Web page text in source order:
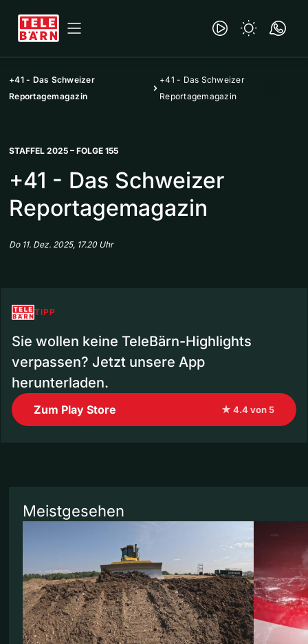
+41 - Das Schweizer
Reportagemagazin
+41 - Das Schweizer
Reportagemagazin
STAFFEL 2025 – FOLGE 155
+41 - Das Schweizer
Reportagemagazin
Do 11. Dez. 2025, 17.20 Uhr
TIPP
Sie wollen keine TeleBärn-Highlights
verpassen? Jetzt unsere App
herunterladen.
Zum Play Store ★ 4.4 von 5
Meistgesehen